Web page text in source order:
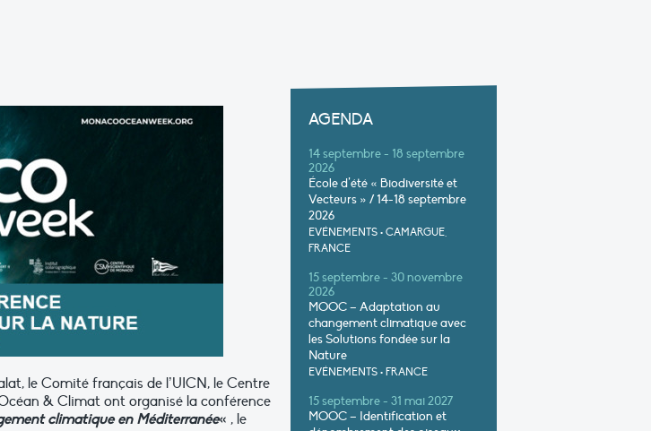
le Comité français de l’UICN, le Centre
& Climat ont organisé la conférence
climatique en Méditerranée« , le
AGENDA
14 septembre - 18 septembre
2026
École d’été « Biodiversité et
Vecteurs » / 14-18 septembre
2026
EVÉNEMENTS • CAMARGUE,
FRANCE
15 septembre - 30 novembre
2026
MOOC – Adaptation au
changement climatique avec
les Solutions fondée sur la
Nature
EVÉNEMENTS • FRANCE
15 septembre - 31 mai 2027
MOOC – Identification et